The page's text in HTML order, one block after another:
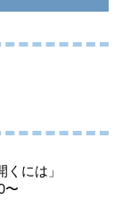
具）
具）
）
）
頭防具）
）
）
）
）
）
）
胴防具）
頭防具）
（胴防具）
防具）
足防具）
具）
具）
防具）
防具）
防具）
（胴防具）
）
具）
）
防具）
には」
〜